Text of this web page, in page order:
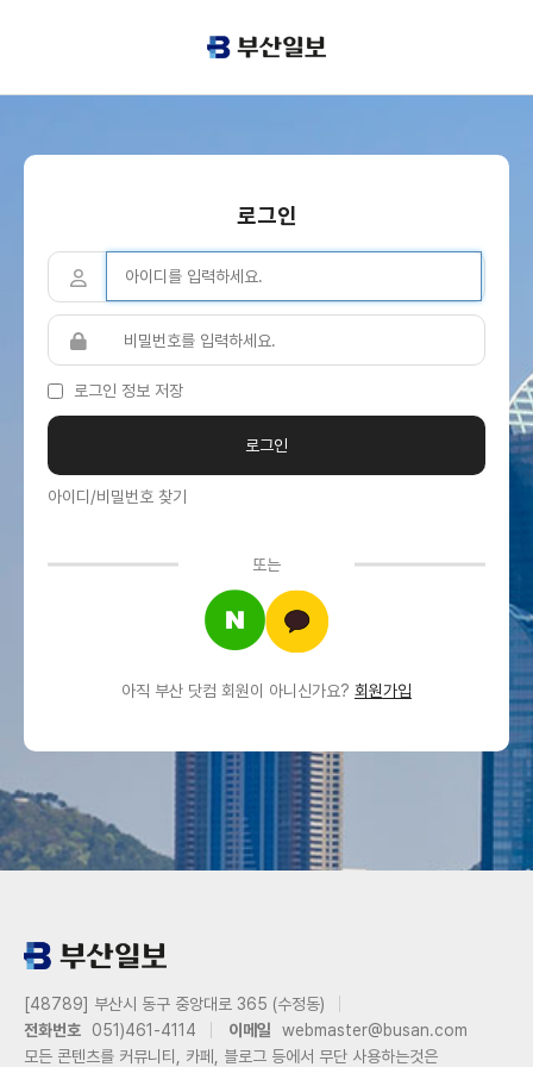
로그인
로그인 정보 저장
아이디/비밀번호 찾기
또는
아직 부산 닷컴 회원이 아니신가요? 회원가입
[48789] 부산시 동구 중앙대로 365 (수정동)
전화번호
051)461-4114 이메일
webmaster@busan.com
모든 콘텐츠를 커뮤니티, 카페, 블로그 등에서 무단 사용하는것은